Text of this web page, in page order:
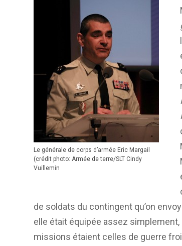
Le générale de corps d’armée Eric Margail
(crédit photo: Armée de terre/SLT Cindy
Vuillemin
de soldats du contingent qu’on
elle était équipée assez simplement,
missions étaient celles de guerre